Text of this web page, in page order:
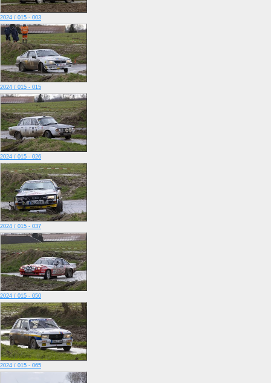
2024 / 015 - 003
2024 / 015 - 015
2024 / 015 - 026
2024 / 015 - 037
2024 / 015 - 050
2024 / 015 - 065